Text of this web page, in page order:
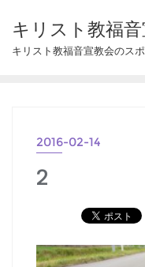
content
キリスト教福
キリスト教福音宣教会のス
2016-02-14
2